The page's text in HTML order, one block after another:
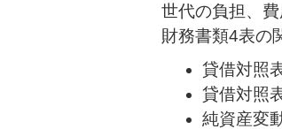
世代の負担、
財務書類4表の
貸借対照
貸借対照
純資産変